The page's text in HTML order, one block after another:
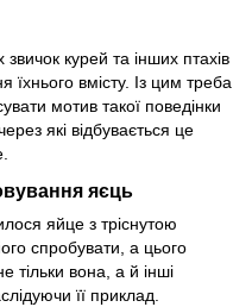
курей та інших птахів
їхнього вмісту. Із цим треба
мотив такої поведінки
які відбувається це
яєць
яйце з тріснутою
спробувати, а цього
тільки вона, а й інші
її приклад.